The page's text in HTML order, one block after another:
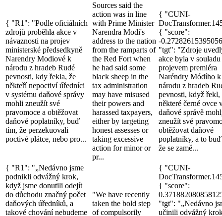
{ "R1": "Podle oficiálních
zdrojů proběhla akce v
návaznosti na projev
ministerské předsedkyně
Narendry Modiové k
národu z hradeb Rudé
pevnosti, kdy řekla, že
někteří nepoctiví úředníci
v systému daňové správy
mohli zneužít své
pravomoce a obtěžovat
daňové poplatníky, buď
tím, že perzekuovali
poctivé plátce, nebo pro...
Sources said the
action was in line
with Prime Minister
Narendra Modi's
address to the nation
from the ramparts of
the Red Fort when
he had said some
black sheep in the
tax administration
may have misused
their powers and
harassed taxpayers,
either by targeting
honest assesses or
taking excessive
action for minor or
pr...
{ "CUNI-
{ "score":
-
"tgt": "Zdroje
akce byla v souladu
projevem premiéra
Naréndry Módího k
národu z hradeb
pevnosti, když řekl,
některé černé ovce
daňové správě
zneužít své
obtěžovat daňové
poplatníky, a to
že se zamě...
{ "R1": "„Nedávno jsme
podnikli odvážný krok,
když jsme donutili odejít
do důchodu značný počet
daňových úředníků, a
takové chování nebudeme
"We have recently
taken the bold step
of compulsorily
{ "CUNI-
{ "score":
"tgt": "„Nedávno
učinili odvážný